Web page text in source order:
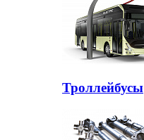
Троллейбусы